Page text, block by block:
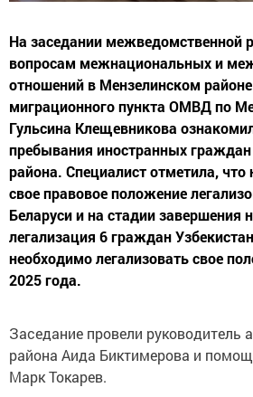
На заседании межведомственной
вопросам межнациональных и
отношений в Мензелинском
миграционного пункта ОМВД по
Гульсина Клещевникова
пребывания иностранных граждан
района. Специалист отметила,
свое правовое положение
Беларуси и на стадии завершения
легализация 6 граждан
необходимо легализовать свое
2025 года.
Заседание провели руководитель
района Аида Биктимерова и
Марк Токарев.